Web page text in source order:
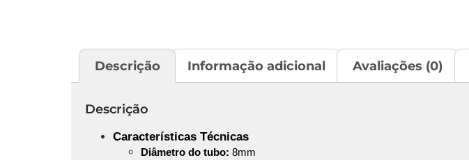
Descrição Informação adicional Avaliações (0)
Descrição
Características Técnicas
Diâmetro do tubo: 8mm